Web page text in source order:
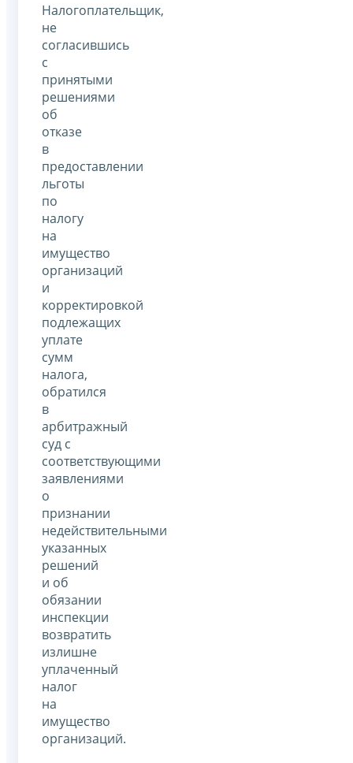
Налогоплательщик,
не
согласившись
с
принятыми
решениями
об
отказе
в
предоставлении
льготы
по
налогу
на
имущество
организаций
и
корректировкой
подлежащих
уплате
сумм
налога,
обратился
в
арбитражный
суд с
соответствующими
заявлениями
о
признании
недействительными
указанных
решений
и об
обязании
инспекции
возвратить
излишне
уплаченный
налог
на
имущество
организаций.